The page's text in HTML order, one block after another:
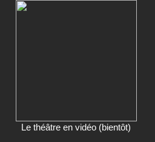
Le théâtre en vidéo (bientôt)